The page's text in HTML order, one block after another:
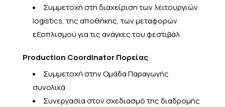
Συμμετοχή στη διαχείριση των λειτουργιών
logistics, της αποθήκης, των μεταφορών
εξοπλισμού για τις ανάγκες του φεστιβάλ
Production Coordinator Πορείας
Συμμετοχή στην Ομάδα Παραγωγής
συνολικά
Συνεργασία στον σχεδιασμό της διαδρομής